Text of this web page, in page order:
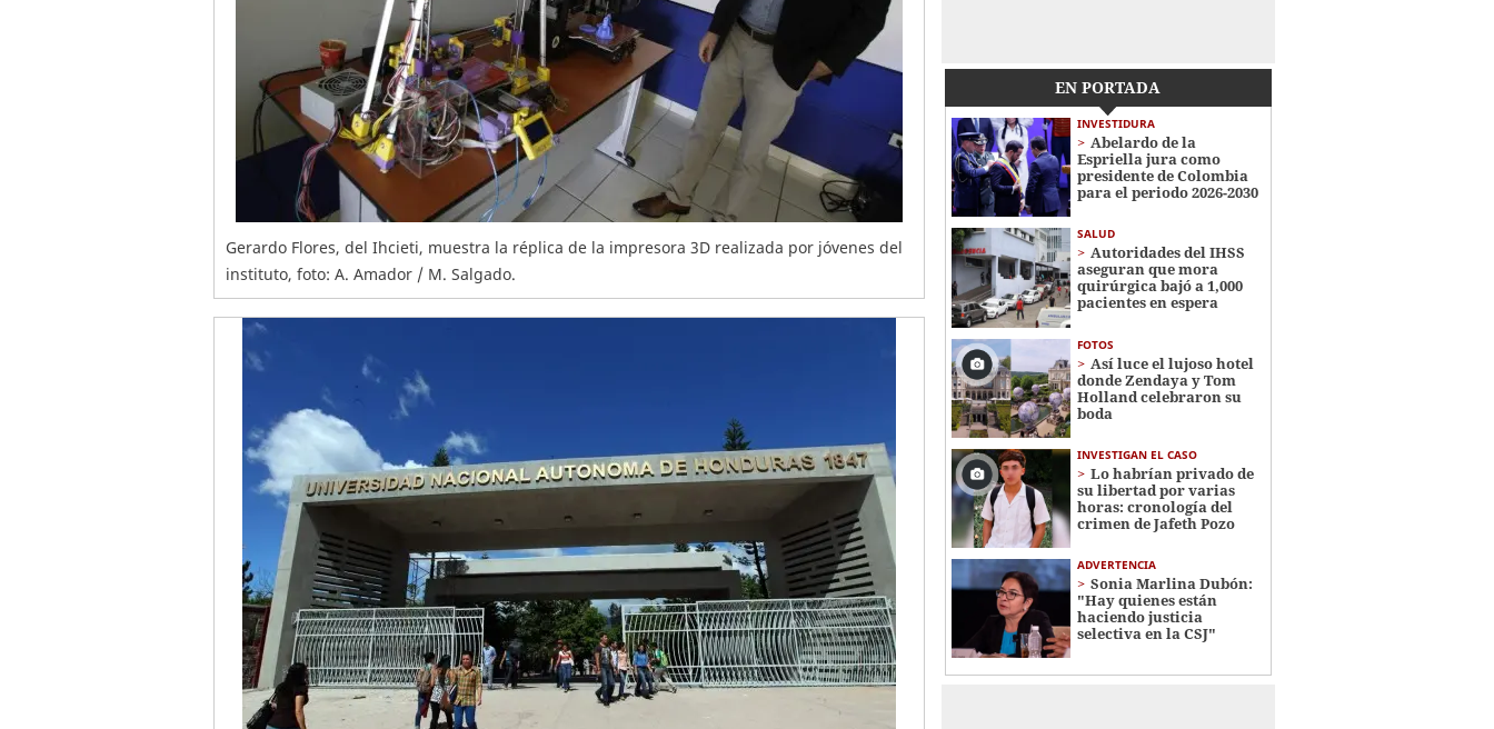
Gerardo Flores, del Ihcieti, muestra la réplica de la impresora 3D realizada por jóvenes del
instituto, foto: A. Amador / M. Salgado.
EN PORTADA
INVESTIDURA
Abelardo de la
Espriella jura como
presidente de Colombia
para el periodo 2026-2030
SALUD
Autoridades del IHSS
aseguran que mora
quirúrgica bajó a 1,000
pacientes en espera
FOTOS
Así luce el lujoso hotel
donde Zendaya y Tom
Holland celebraron su
boda
INVESTIGAN EL CASO
Lo habrían privado de
su libertad por varias
horas: cronología del
crimen de Jafeth Pozo
ADVERTENCIA
Sonia Marlina Dubón:
"Hay quienes están
haciendo justicia
selectiva en la CSJ"